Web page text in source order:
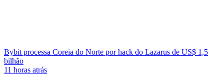
Bybit processa Coreia do Norte por hack do Lazarus de US$ 1,5
bilhão
11 horas atrás